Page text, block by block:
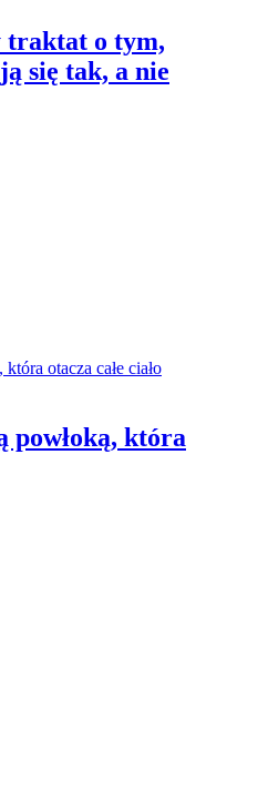
traktat o tym,
się tak, a nie
powłoką, która